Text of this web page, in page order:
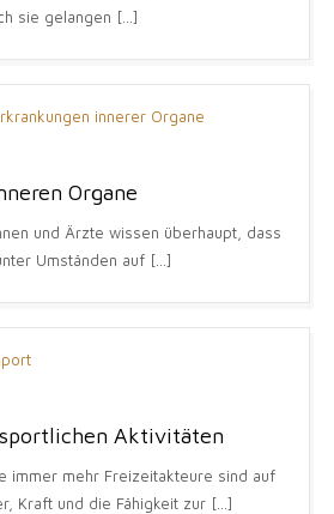
sie gelangen [...]
Organe
und Ärzte wissen überhaupt, dass
Umständen auf [...]
Aktivitäten
immer mehr Freizeitakteure sind auf
Kraft und die Fähigkeit zur [...]